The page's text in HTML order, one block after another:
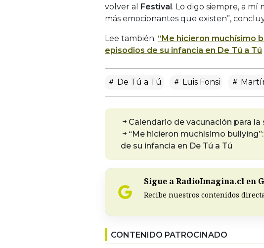
volver al Festival. Lo digo siempre, a mí
más emocionantes que existen”,
Lee también: “Me hicieron muchísimo
episodios de su infancia en De Tú a Tú
De Tú a Tú Luis Fonsi
Calendario de vacunación para
“Me hicieron muchísimo
de su infancia en De Tú a Tú
Sigue a RadioImagina.cl en
Recibe nuestros contenidos
CONTENIDO PATROCINADO